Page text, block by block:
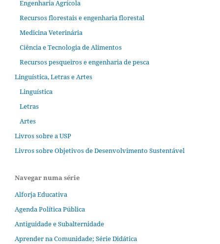
Engenharia Agrícola
Recursos florestais e engenharia florestal
Medicina Veterinária
Ciência e Tecnologia de Alimentos
Recursos pesqueiros e engenharia de pesca
Linguística, Letras e Artes
Linguística
Letras
Artes
Livros sobre a USP
Livros sobre Objetivos de Desenvolvimento Sustentável
Navegar numa série
Alforja Educativa
Agenda Política Pública
Antiguidade e Subalternidade
Aprender na Comunidade; Série Didática